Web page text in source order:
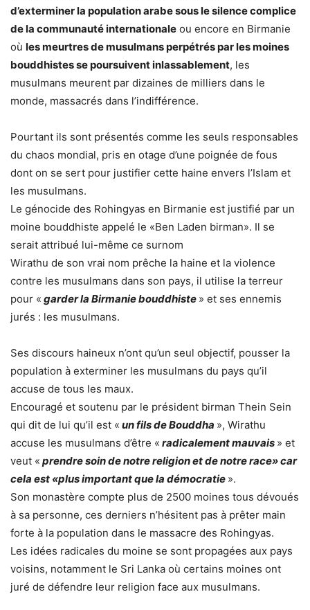
d’exterminer la population arabe sous le silence complice
de la communauté internationale ou encore en Birmanie
où les meurtres de musulmans perpétrés par les moines
bouddhistes se poursuivent inlassablement, les
musulmans meurent par dizaines de milliers dans le
monde, massacrés dans l’indifférence.
Pourtant ils sont présentés comme les seuls responsables
du chaos mondial, pris en otage d’une poignée de fous
dont on se sert pour justifier cette haine envers l’Islam et
les musulmans.
Le génocide des Rohingyas en Birmanie est justifié par un
moine bouddhiste appelé le «Ben Laden birman». Il se
serait attribué lui-même ce surnom
Wirathu de son vrai nom prêche la haine et la violence
contre les musulmans dans son pays, il utilise la terreur
pour « garder la Birmanie bouddhiste » et ses ennemis
jurés : les musulmans.
Ses discours haineux n’ont qu’un seul objectif, pousser la
population à exterminer les musulmans du pays qu’il
accuse de tous les maux.
Encouragé et soutenu par le président birman Thein Sein
qui dit de lui qu’il est « un fils de Bouddha », Wirathu
accuse les musulmans d’être « radicalement mauvais » et
veut « prendre soin de notre religion et de notre race» car
cela est «plus important que la démocratie ».
Son monastère compte plus de 2500 moines tous dévoués
à sa personne, ces derniers n’hésitent pas à prêter main
forte à la population dans le massacre des Rohingyas.
Les idées radicales du moine se sont propagées aux pays
voisins, notamment le Sri Lanka où certains moines ont
juré de défendre leur religion face aux musulmans.